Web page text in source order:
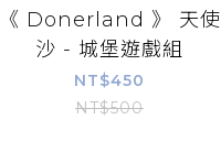
《 Donerland 》 天使
沙 - 城堡遊戲組
NT$450
NT$500